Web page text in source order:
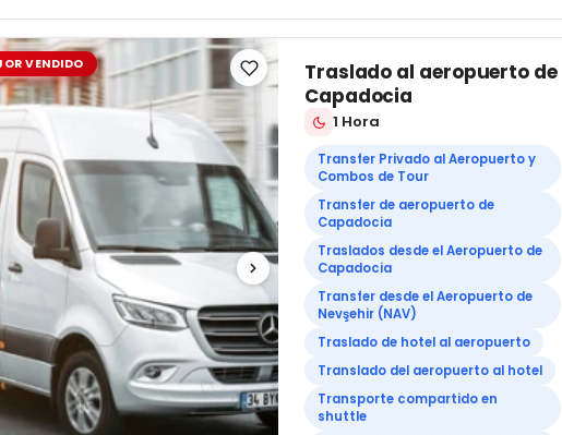
VENDIDO
Traslado al aeropuerto de
Capadocia
1 Hora
Transfer Privado al Aeropuerto y
Combos de Tour
Transfer de aeropuerto de
Capadocia
Traslados desde el Aeropuerto de
Capadocia
Transfer desde el Aeropuerto de
Nevşehir (NAV)
Traslado de hotel al aeropuerto
Translado del aeropuerto al hotel
Transporte compartido en
shuttle